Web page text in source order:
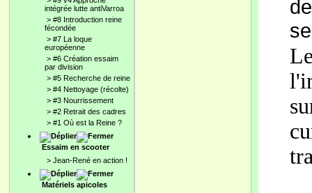
intégrée lutte antiVarroa
> #8 Introduction reine
fécondée
> #7 La loque
européenne
> #6 Création essaim
par division
> #5 Recherche de reine
> #4 Nettoyage (récolte)
> #3 Nourrissement
> #2 Retrait des cadres
> #1 Où est la Reine ?
Essaim en scooter
> Jean-René en action !
Matériels apicoles